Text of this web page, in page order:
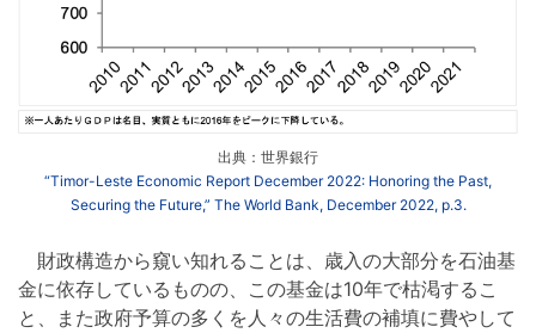
出典：世界銀行
“Timor-Leste Economic Report December 2022: Honoring the Past,
Securing the Future,” The World Bank, December 2022, p.3.
財政構造から窺い知れることは、歳入の大部分を石油基
金に依存しているものの、この基金は10年で枯渇するこ
と、また政府予算の多くを人々の生活費の補填に費やして